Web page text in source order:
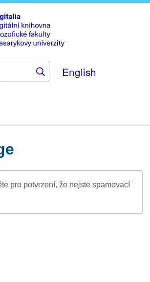
to
main
content
English
KontaktDigitalia
pro potvrzení, že nejste spamovací